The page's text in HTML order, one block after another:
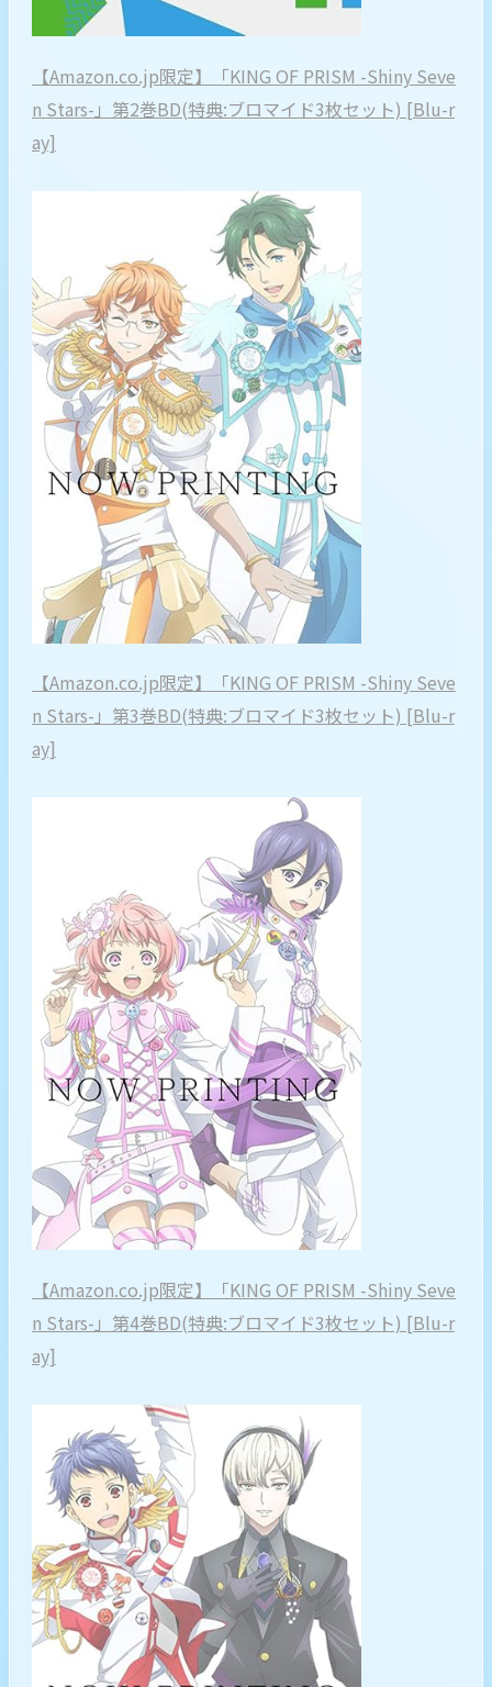
【Amazon.co.jp限定】「KING OF PRISM -Shiny Seve
n Stars-」第2巻BD(特典:ブロマイド3枚セット) [Blu-r
ay]
【Amazon.co.jp限定】「KING OF PRISM -Shiny Seve
n Stars-」第3巻BD(特典:ブロマイド3枚セット) [Blu-r
ay]
【Amazon.co.jp限定】「KING OF PRISM -Shiny Seve
n Stars-」第4巻BD(特典:ブロマイド3枚セット) [Blu-r
ay]